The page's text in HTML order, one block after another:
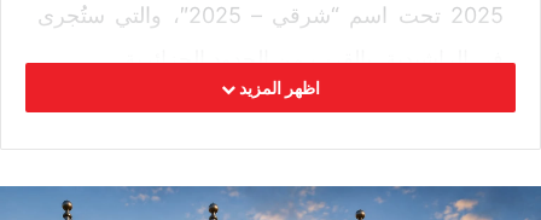
2025 تحت اسم “شرقي – 2025″، والتي ستُجرى
في الراشيدية، بالقرب من الحدود الجزائرية.
أعلنت وزارة الخارجية الجزائرية، في بيان رسمي،
اظهر المزيد